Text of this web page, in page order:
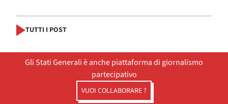
TUTTI I POST
Gli Stati Generali è anche piattaforma di giornalismo
partecipativo
VUOI COLLABORARE ?